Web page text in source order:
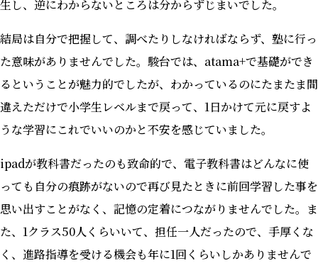
生し、逆にわからないところは分からずじまいでした。
結局は自分で把握して、調べたりしなければならず、塾に行っ
た意味がありませんでした。駿台では、atama+で基礎ができ
るということが魅力的でしたが、わかっているのにたまたま間
違えただけで小学生レベルまで戻って、1日かけて元に戻すよ
うな学習にこれでいいのかと不安を感じていました。
ipadが教科書だったのも致命的で、電子教科書はどんなに使
っても自分の痕跡がないので再び見たときに前回学習した事を
思い出すことがなく、記憶の定着につながりませんでした。ま
た、1クラス50人くらいいて、担任一人だったので、手厚くな
く、進路指導を受ける機会も年に1回くらいしかありませんで